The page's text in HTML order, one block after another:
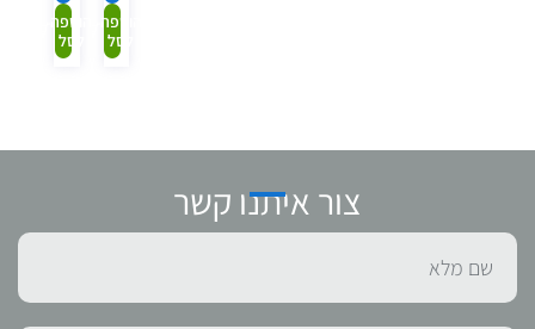
הוספה
לסל
הוספה
לסל
צור איתנו קשר